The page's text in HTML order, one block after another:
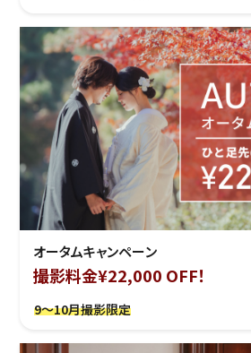
オータムキャンペーン
撮影料金¥22,000 OFF！
9～10月撮影限定